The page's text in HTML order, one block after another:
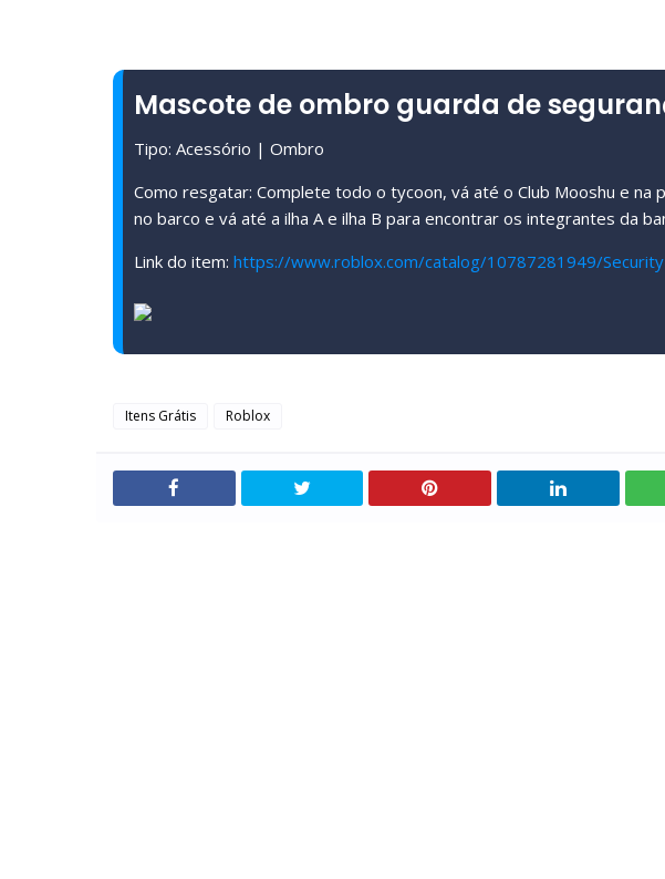
Mascote de ombro guarda de
Tipo: Acessório | Ombro
Como resgatar: Complete todo o tycoon, vá até o Club Mooshu e na
no barco e vá até a ilha A e ilha B para encontrar os integrantes da
Link do item: https://www.roblox.com/catalog/10787281949/
Itens Grátis Roblox